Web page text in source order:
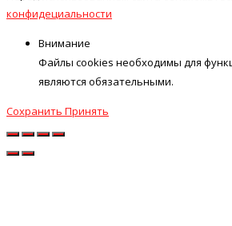
конфидециальности
Внимание
Файлы cookies необходимы для
являются обязательными.
Сохранить Принять